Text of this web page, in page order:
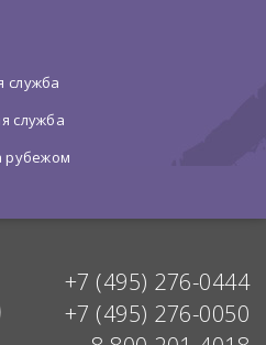
служба
служба
рубежом
+7 (495) 276-0444
+7 (495) 276-0050